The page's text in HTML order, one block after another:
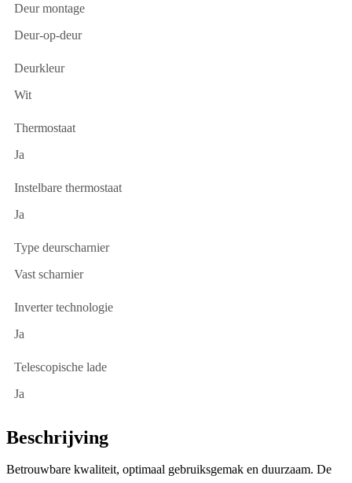
Deur montage
Deur-op-deur
Deurkleur
Wit
Thermostaat
Ja
Instelbare thermostaat
Ja
Type deurscharnier
Vast scharnier
Inverter technologie
Ja
Telescopische lade
Ja
Beschrijving
Betrouwbare kwaliteit, optimaal gebruiksgemak en duurzaam. De